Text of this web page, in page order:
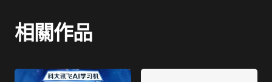
相關作品